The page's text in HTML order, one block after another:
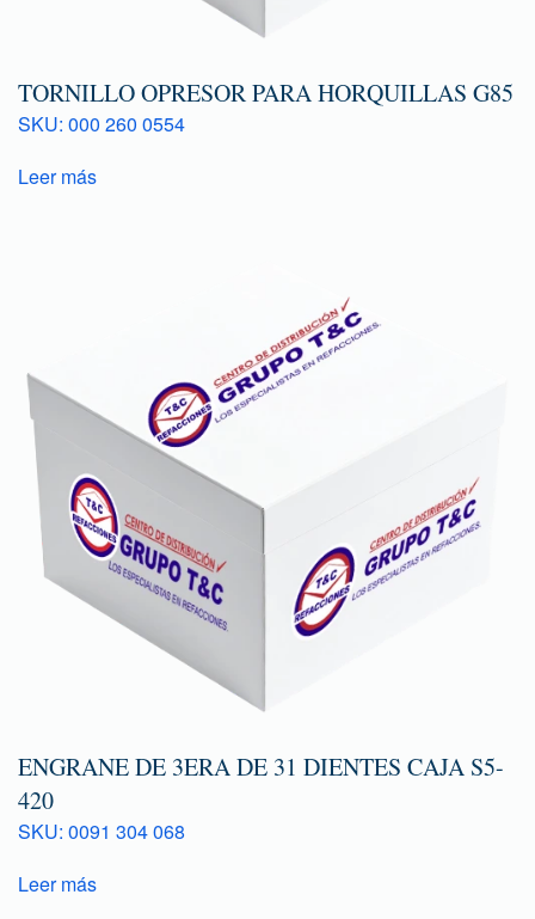
TORNILLO OPRESOR PARA HORQUILLAS G85
SKU: 000 260 0554
Leer más
ENGRANE DE 3ERA DE 31 DIENTES CAJA S5-
420
SKU: 0091 304 068
Leer más